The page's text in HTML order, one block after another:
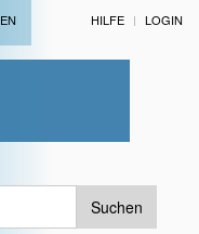
EN HILFE LOGIN
Suchen